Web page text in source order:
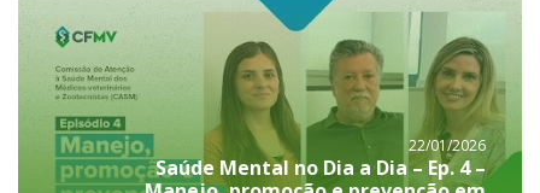
22/01/2026
Saúde Mental no Dia a Dia – Ep. 4 –